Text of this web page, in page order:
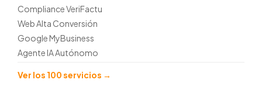
Compliance VeriFactu
Web Alta Conversión
Google MyBusiness
Agente IA Autónomo
Ver los 100 servicios →